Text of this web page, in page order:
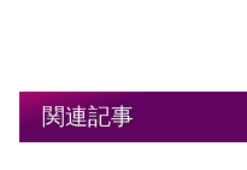
関連記事